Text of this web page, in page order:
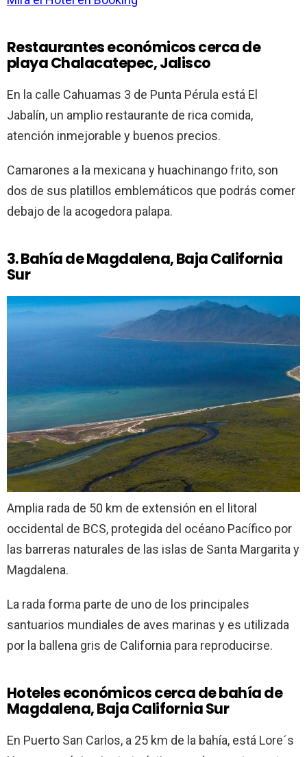
Restaurantes económicos cerca de
playa Chalacatepec, Jalisco
En la calle Cahuamas 3 de Punta Pérula está El
Jabalín, un amplio restaurante de rica comida,
atención inmejorable y buenos precios.
Camarones a la mexicana y huachinango frito, son
dos de sus platillos emblemáticos que podrás comer
debajo de la acogedora palapa.
3. Bahía de Magdalena, Baja California
Sur
Amplia rada de 50 km de extensión en el litoral
occidental de BCS, protegida del océano Pacífico por
las barreras naturales de las islas de Santa Margarita y
Magdalena.
La rada forma parte de uno de los principales
santuarios mundiales de aves marinas y es utilizada
por la ballena gris de California para reproducirse.
Hoteles económicos cerca de bahía de
Magdalena, Baja California Sur
En Puerto San Carlos, a 25 km de la bahía, está Lore´s